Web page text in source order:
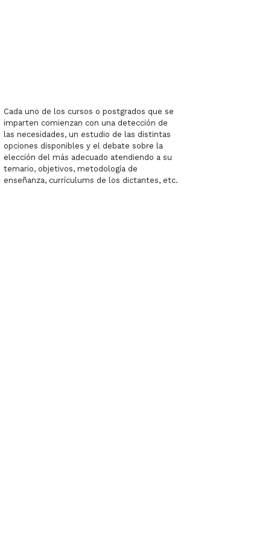
Cada uno de los cursos o postgrados que se
imparten comienzan con una detección de
las necesidades, un estudio de las distintas
opciones disponibles y el debate sobre la
elección del más adecuado atendiendo a su
temario, objetivos, metodología de
enseñanza, currículums de los dictantes, etc.